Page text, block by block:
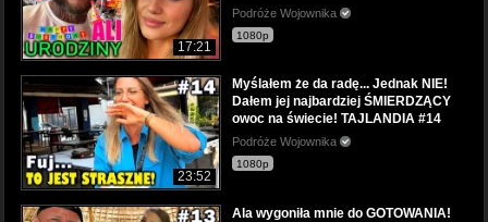
17:21
Podróże Wojownika
1080p
23:52
Myślałem że da radę... Jednak NIE!
Dałem jej najbardziej ŚMIERDZĄCY
owoc na świecie! TAJLANDIA #14
Podróże Wojownika
1080p
Ala wygoniła mnie do GOTOWANIA!